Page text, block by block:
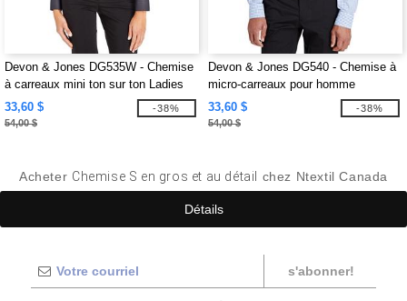
Devon & Jones DG535W - Chemise
à carreaux mini ton sur ton Ladies
CrownLux Performance
33,60 $
54,00 $
-38%
Devon & Jones DG540 - Chemise à
micro-carreaux pour homme
CrownLux Performance
33,60 $
54,00 $
-38%
Acheter Chemise S en gros et au détail chez Ntextil Canada
Détails
s'abonner!